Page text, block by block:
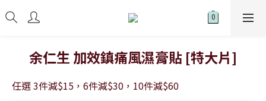
余仁生 加效鎮痛風濕膏貼 [特大片]
任選 3件減$15，6件減$30，10件減$60